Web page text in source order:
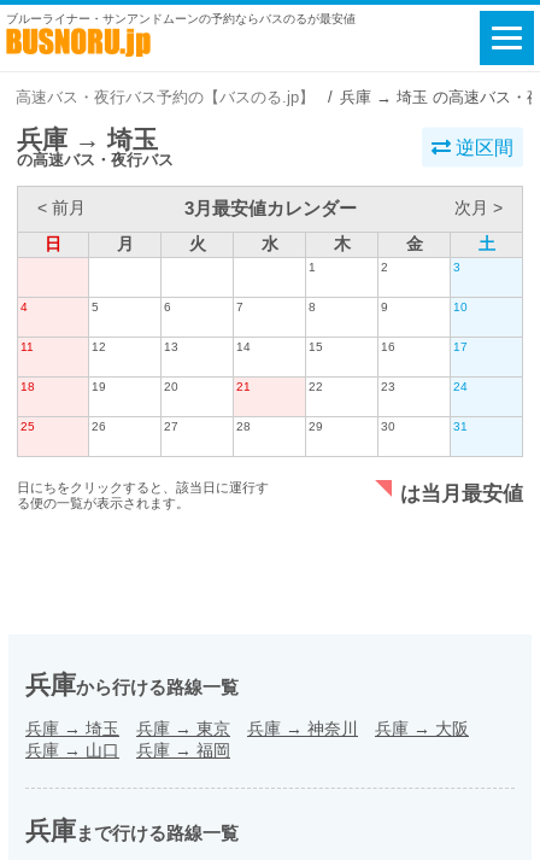
ブルーライナー・サンアンドムーンの予約ならバスのるが最安値
高速バス・夜行バス予約の【バスのる.jp】 兵庫 → 埼玉 の高速バス・
兵庫 → 埼玉
の高速バス・夜行バス
逆区間
< 前月 3月最安値カレンダー
次月 >
日
月 火 水 木 金 土
1 2 3
4 5 6 7 8 9 10
11 12 13 14 15 16 17
18 19 20 21 22 23 24
25 26 27 28 29 30 31
日にちをクリックすると、該当日に運行す
る便の一覧が表示されます。
は当月最安値
兵庫から行ける路線一覧
兵庫 → 埼玉 兵庫 → 東京 兵庫 → 神奈川 兵庫 → 大阪
兵庫 → 山口 兵庫 → 福岡
兵庫まで行ける路線一覧